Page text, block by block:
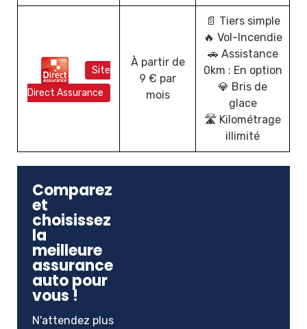
Site
Direct Assurance
À partir de
9 € par
mois
📄 Tiers simple
🔥 Vol-Incendie
🚗 Assistance
0km : En option
💎 Bris de
glace
🛣️ Kilométrage
illimité
Comparez
et
choisissez
la
meilleure
assurance
auto pour
vous !
N'attendez plus